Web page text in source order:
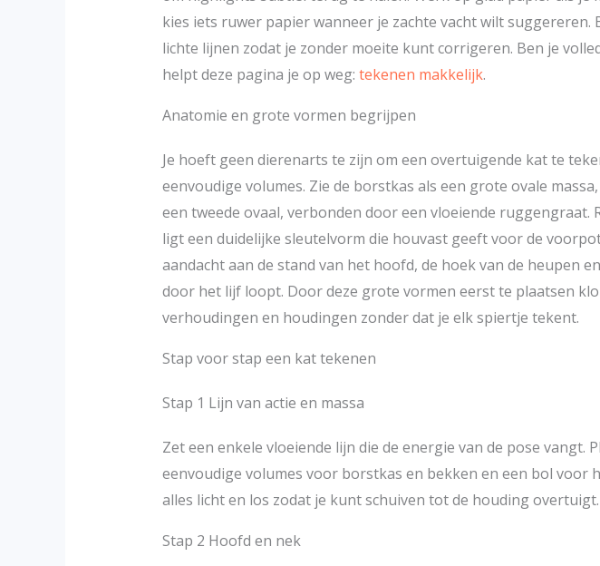
kies iets ruwer papier wanneer je zachte vacht wilt suggereren.
lichte lijnen zodat je zonder moeite kunt corrigeren. Ben je
helpt deze pagina je op weg: tekenen makkelijk.
Anatomie en grote vormen begrijpen
Je hoeft geen dierenarts te zijn om een overtuigende kat te
eenvoudige volumes. Zie de borstkas als een grote ovale
een tweede ovaal, verbonden door een vloeiende ruggengraat.
ligt een duidelijke sleutelvorm die houvast geeft voor de
aandacht aan de stand van het hoofd, de hoek van de heupen
door het lijf loopt. Door deze grote vormen eerst te plaatsen
verhoudingen en houdingen zonder dat je elk spiertje tekent.
Stap voor stap een kat tekenen
Stap 1 Lijn van actie en massa
Zet een enkele vloeiende lijn die de energie van de pose vangt.
eenvoudige volumes voor borstkas en bekken en een bol voor
alles licht en los zodat je kunt schuiven tot de houding overtuigt.
Stap 2 Hoofd en nek